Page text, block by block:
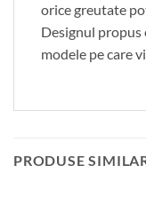
orice greutate
Designul
modele pe care
PRODUSE